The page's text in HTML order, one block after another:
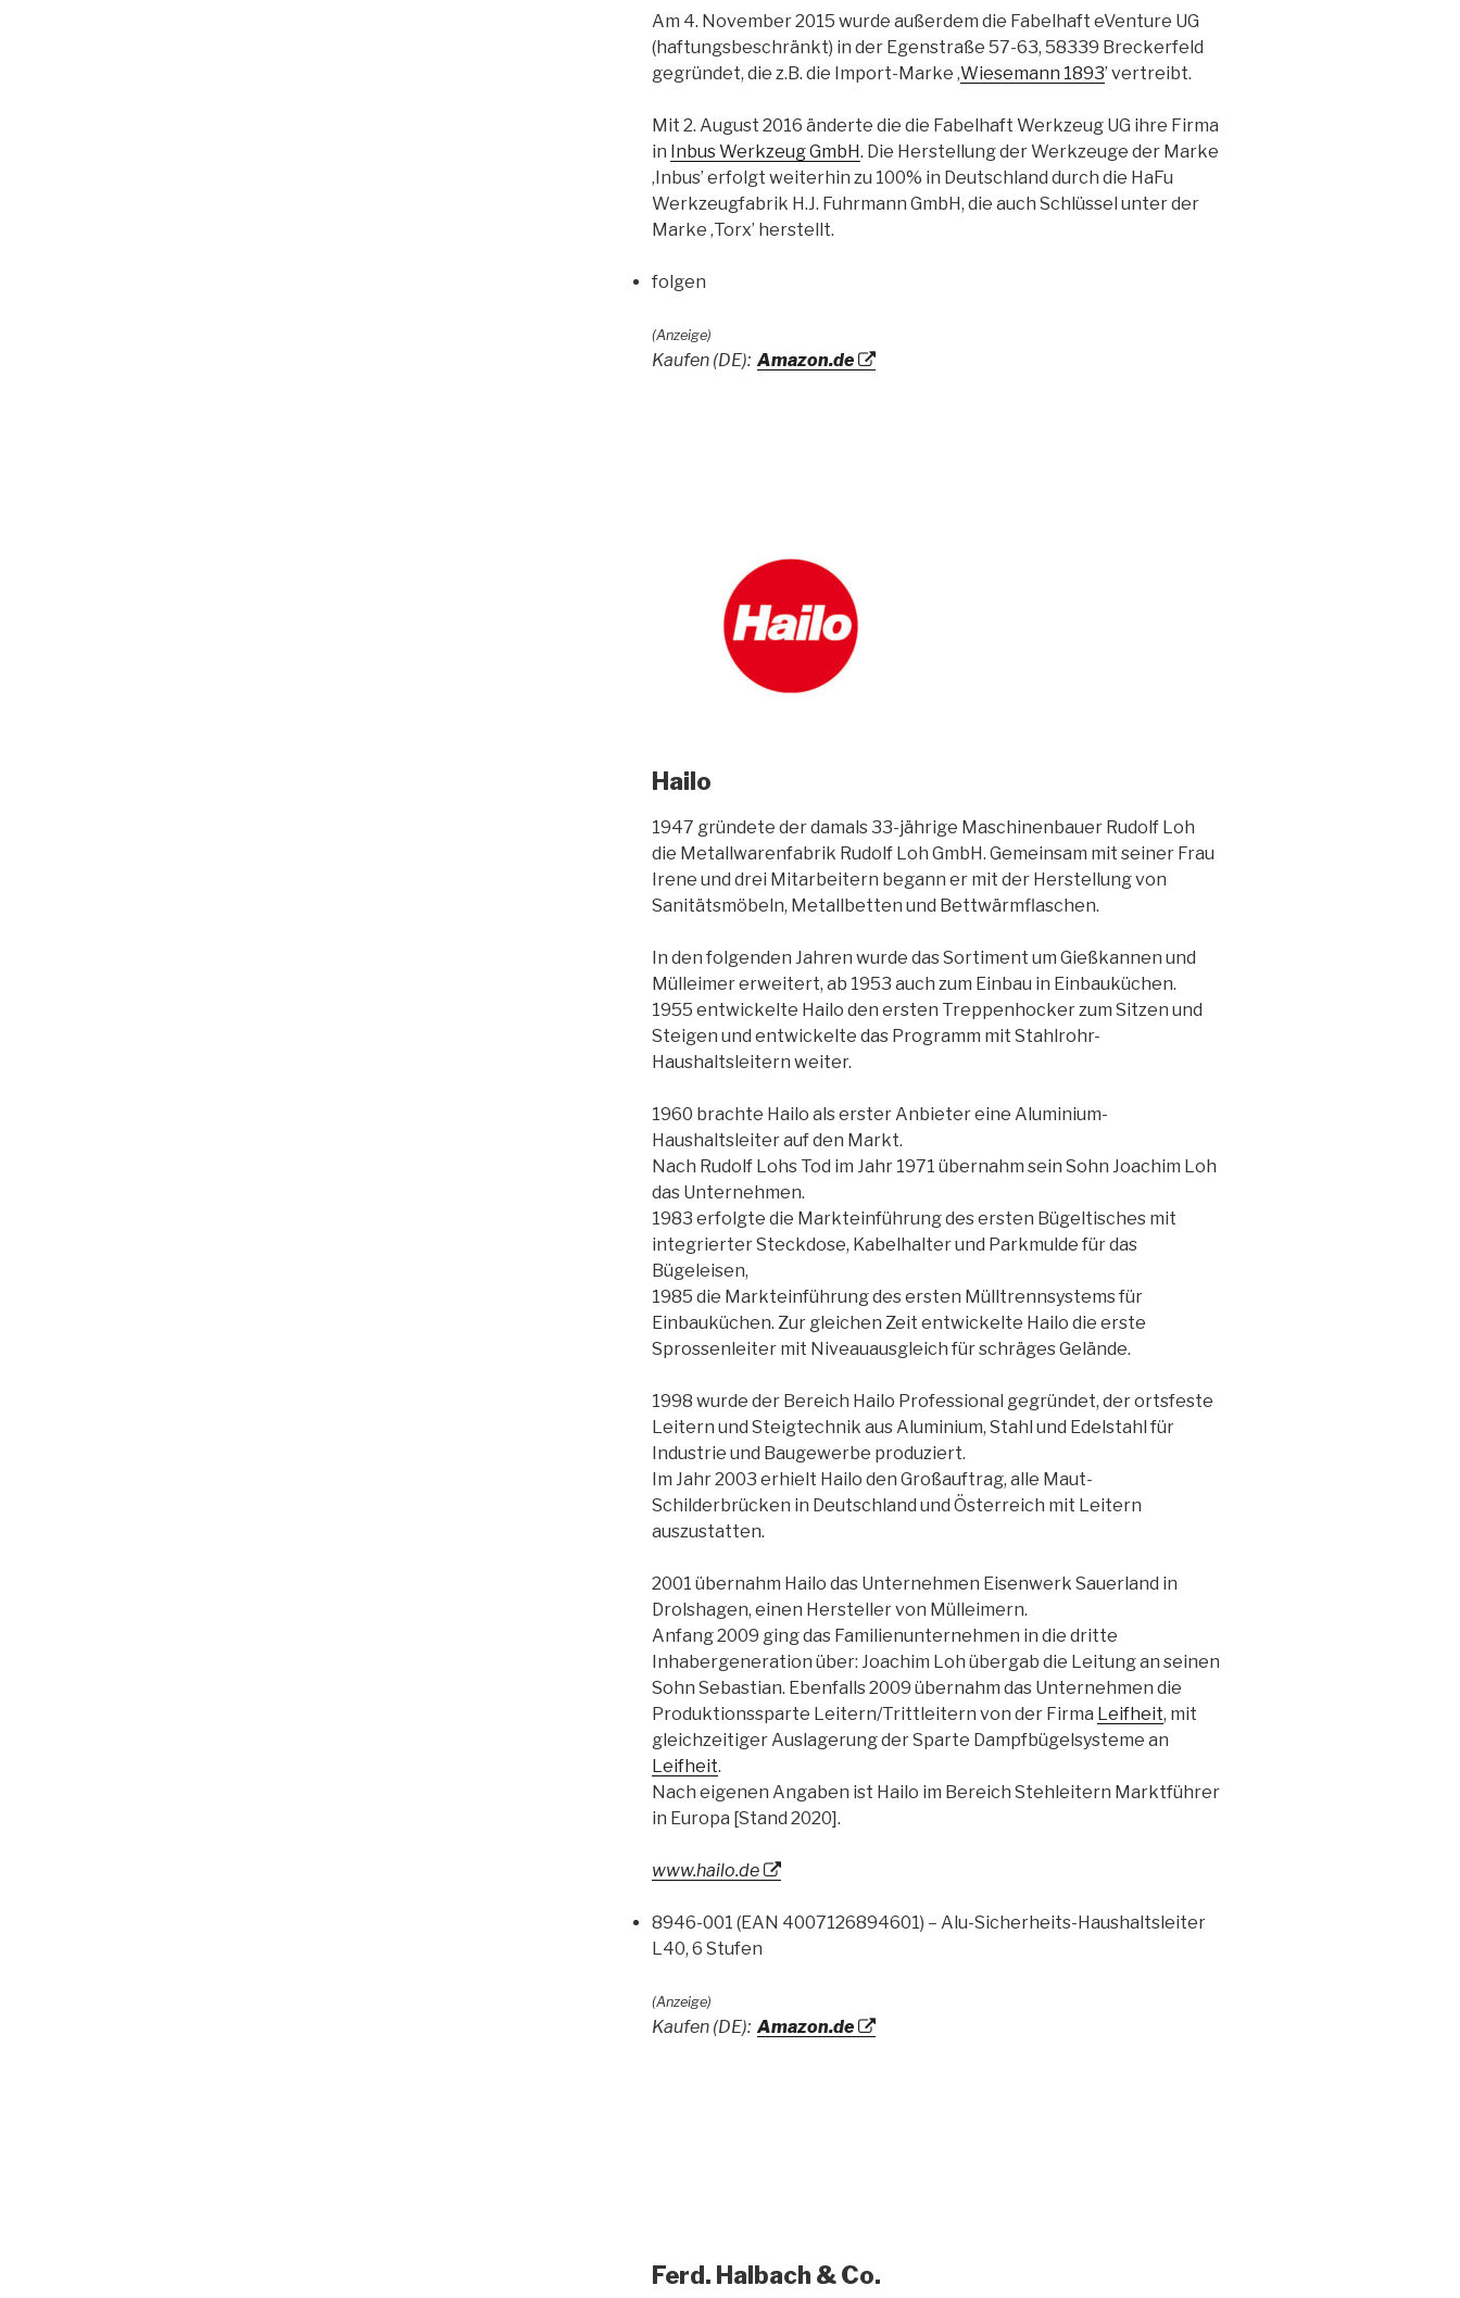
Am 4. November 2015 wurde außerdem die Fabelhaft eVenture UG
(haftungsbeschränkt) in der Egenstraße 57-63, 58339 Breckerfeld
gegründet, die z.B. die Import-Marke ‚Wiesemann 1893’ vertreibt.
Mit 2. August 2016 änderte die die Fabelhaft Werkzeug UG ihre Firma
in Inbus Werkzeug GmbH. Die Herstellung der Werkzeuge der Marke
‚Inbus’ erfolgt weiterhin zu 100% in Deutschland durch die HaFu
Werkzeugfabrik H.J. Fuhrmann GmbH, die auch Schlüssel unter der
Marke ‚Torx’ herstellt.
folgen
(Anzeige)
Kaufen (DE): Amazon.de
Hailo
1947 gründete der damals 33-jährige Maschinenbauer Rudolf Loh
die Metallwarenfabrik Rudolf Loh GmbH. Gemeinsam mit seiner Frau
Irene und drei Mitarbeitern begann er mit der Herstellung von
Sanitätsmöbeln, Metallbetten und Bettwärmflaschen.
In den folgenden Jahren wurde das Sortiment um Gießkannen und
Mülleimer erweitert, ab 1953 auch zum Einbau in Einbauküchen.
1955 entwickelte Hailo den ersten Treppenhocker zum Sitzen und
Steigen und entwickelte das Programm mit Stahlrohr-
Haushaltsleitern weiter.
1960 brachte Hailo als erster Anbieter eine Aluminium-
Haushaltsleiter auf den Markt.
Nach Rudolf Lohs Tod im Jahr 1971 übernahm sein Sohn Joachim Loh
das Unternehmen.
1983 erfolgte die Markteinführung des ersten Bügeltisches mit
integrierter Steckdose, Kabelhalter und Parkmulde für das
Bügeleisen,
1985 die Markteinführung des ersten Mülltrennsystems für
Einbauküchen. Zur gleichen Zeit entwickelte Hailo die erste
Sprossenleiter mit Niveauausgleich für schräges Gelände.
1998 wurde der Bereich Hailo Professional gegründet, der ortsfeste
Leitern und Steigtechnik aus Aluminium, Stahl und Edelstahl für
Industrie und Baugewerbe produziert.
Im Jahr 2003 erhielt Hailo den Großauftrag, alle Maut-
Schilderbrücken in Deutschland und Österreich mit Leitern
auszustatten.
2001 übernahm Hailo das Unternehmen Eisenwerk Sauerland in
Drolshagen, einen Hersteller von Mülleimern.
Anfang 2009 ging das Familienunternehmen in die dritte
Inhabergeneration über: Joachim Loh übergab die Leitung an seinen
Sohn Sebastian. Ebenfalls 2009 übernahm das Unternehmen die
Produktionssparte Leitern/Trittleitern von der Firma Leifheit, mit
gleichzeitiger Auslagerung der Sparte Dampfbügelsysteme an
Leifheit.
Nach eigenen Angaben ist Hailo im Bereich Stehleitern Marktführer
in Europa [Stand 2020].
www.hailo.de
8946-001 (EAN 4007126894601) – Alu-Sicherheits-Haushaltsleiter
L40, 6 Stufen
(Anzeige)
Kaufen (DE): Amazon.de
Ferd. Halbach & Co.